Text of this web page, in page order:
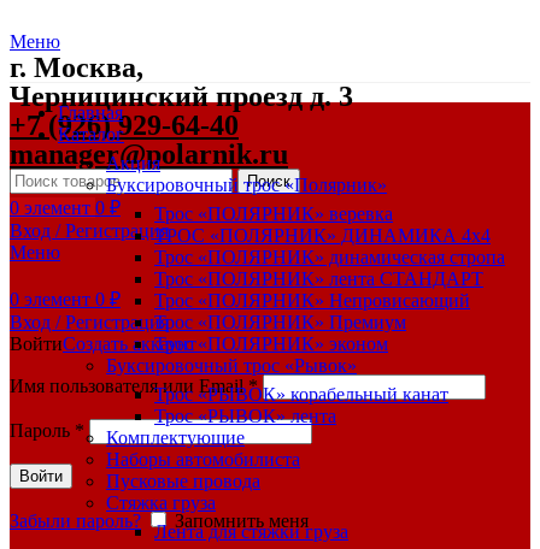
Меню
г. Москва,
Черницинский проезд д. 3
+7 (926) 929-64-40
manager@polarnik.ru
Поиск
0 элемент 0 ₽
Вход / Регистрация
Меню
0 элемент 0 ₽
Вход / Регистрация
ВойтиСоздать аккаунт
Имя пользователя или Email*
Пароль *
Войти
Забыли пароль? Запомнить меня
Главная
Каталог
Акция
Буксировочный трос «Полярник»
Трос «ПОЛЯРНИК» веревка
ТРОС «ПОЛЯРНИК» ДИНАМИКА 4х4
Трос «ПОЛЯРНИК» динамическая стропа
Трос «ПОЛЯРНИК» лента СТАНДАРТ
Трос «ПОЛЯРНИК» Непровисающий
Трос «ПОЛЯРНИК» Премиум
Трос «ПОЛЯРНИК» эконом
Буксировочный трос «Рывок»
Трос «РЫВОК» корабельный канат
Трос «РЫВОК» лента
Комплектующие
Наборы автомобилиста
Пусковые провода
Стяжка груза
Лента для стяжки груза